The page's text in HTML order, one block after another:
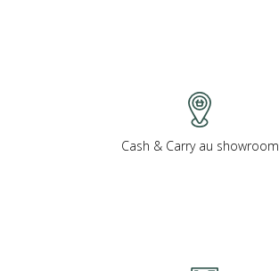
Cash & Carry au showroom